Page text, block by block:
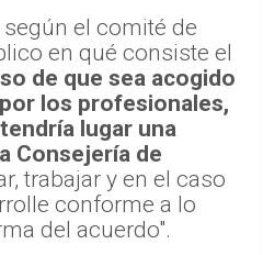
el comité de
en qué consiste el
de que sea acogido
los profesionales,
lugar una
Consejería de
trabajar y en el caso
conforme a lo
del acuerdo".